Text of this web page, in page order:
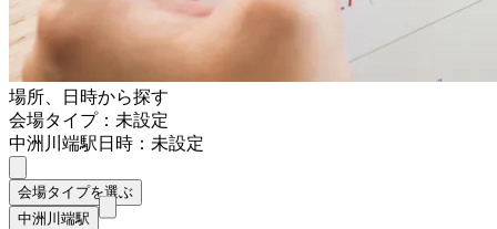
場所、日時から探す
会場タイプ：未設定
中洲川端駅日時：未設定
会場タイプを選ぶ
中洲川端駅